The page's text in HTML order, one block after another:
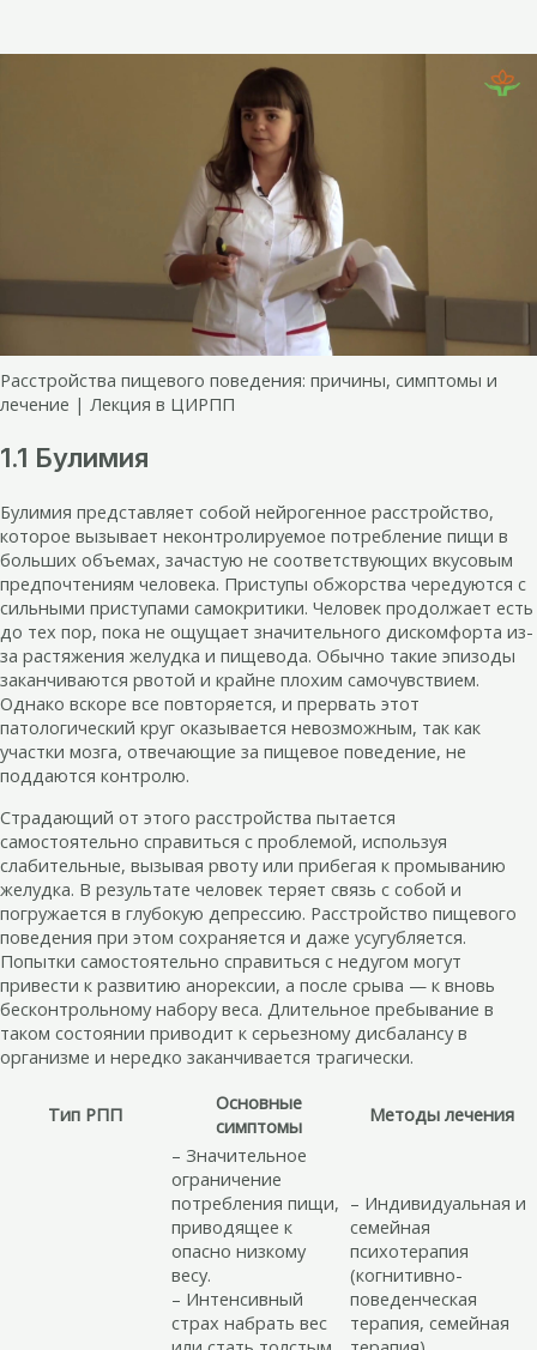
Расстройства пищевого поведения: причины, симптомы и
лечение | Лекция в ЦИРПП
1.1 Булимия
Булимия представляет собой нейрогенное расстройство,
которое вызывает неконтролируемое потребление пищи в
больших объемах, зачастую не соответствующих вкусовым
предпочтениям человека. Приступы обжорства чередуются с
сильными приступами самокритики. Человек продолжает есть
до тех пор, пока не ощущает значительного дискомфорта из-
за растяжения желудка и пищевода. Обычно такие эпизоды
заканчиваются рвотой и крайне плохим самочувствием.
Однако вскоре все повторяется, и прервать этот
патологический круг оказывается невозможным, так как
участки мозга, отвечающие за пищевое поведение, не
поддаются контролю.
Страдающий от этого расстройства пытается
самостоятельно справиться с проблемой, используя
слабительные, вызывая рвоту или прибегая к промыванию
желудка. В результате человек теряет связь с собой и
погружается в глубокую депрессию. Расстройство пищевого
поведения при этом сохраняется и даже усугубляется.
Попытки самостоятельно справиться с недугом могут
привести к развитию анорексии, а после срыва — к вновь
бесконтрольному набору веса. Длительное пребывание в
таком состоянии приводит к серьезному дисбалансу в
организме и нередко заканчивается трагически.
Тип РПП
Основные
симптомы
Методы лечения
– Значительное
ограничение
потребления пищи,
приводящее к
опасно низкому
весу.
– Интенсивный
страх набрать вес
– Индивидуальная и
семейная
психотерапия
(когнитивно-
поведенческая
терапия, семейная